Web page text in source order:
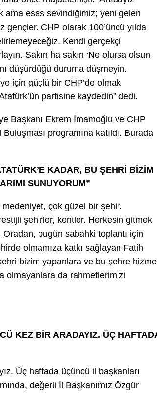
ama esas sevindiğimiz; yeni gelen
gençler. CHP olarak 100’üncü yılda
Kendi gerçekçi
Sakın ha sakın ‘Ne olursa olsun
düşürdüğü duruma düşmeyin.
için güçlü bir CHP’de olmak
partisine kaydedin” dedi.
Başkanı Ekrem İmamoğlu ve CHP
programına katıldı. Burada
KADAR, BU ŞEHRİ BİZİM
SUNUYORUM”
çok güzel bir şehir.
şehirler, kentler. Herkesin gitmek
bugün sabahki toplantı için
olmamıza katkı sağlayan Fatih
bizim yapanlara ve bu şehre
olmayanlara da rahmetlerimizi
KEZ BİR ARADAYIZ. ÜÇ
Üç haftada üçüncü il başkanları
değerli İl Başkanımız Özgür